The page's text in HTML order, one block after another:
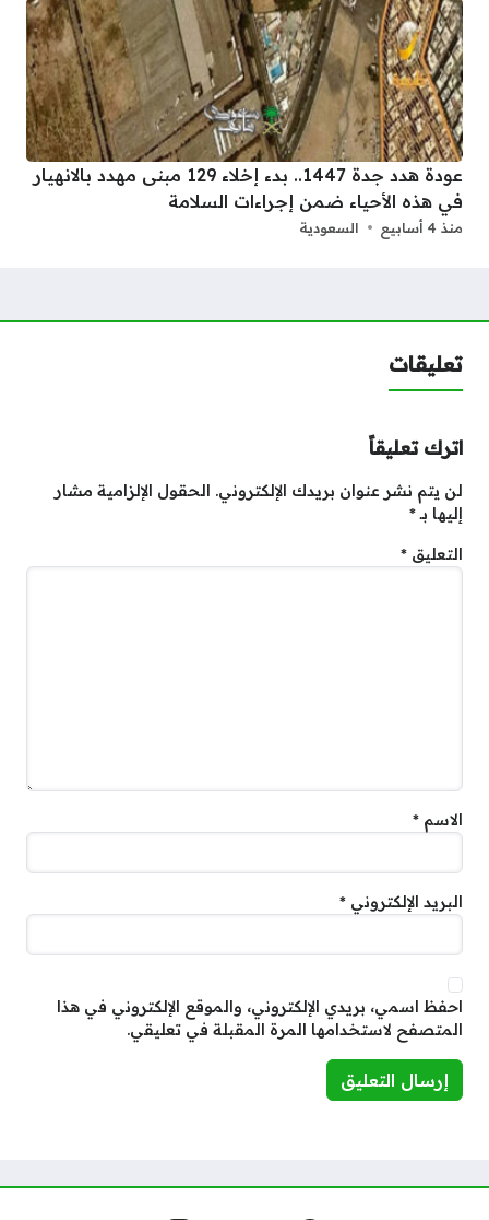
عودة هدد جدة 1447.. بدء إخلاء 129 مبنى مهدد بالانهيار
في هذه الأحياء ضمن إجراءات السلامة
منذ 4 أسابيع السعودية
تعليقات
اترك تعليقاً
لن يتم نشر عنوان بريدك الإلكتروني. الحقول الإلزامية مشار
إليها بـ*
التعليق *
الاسم *
البريد الإلكتروني *
احفظ اسمي، بريدي الإلكتروني، والموقع الإلكتروني في هذا
المتصفح لاستخدامها المرة المقبلة في تعليقي.